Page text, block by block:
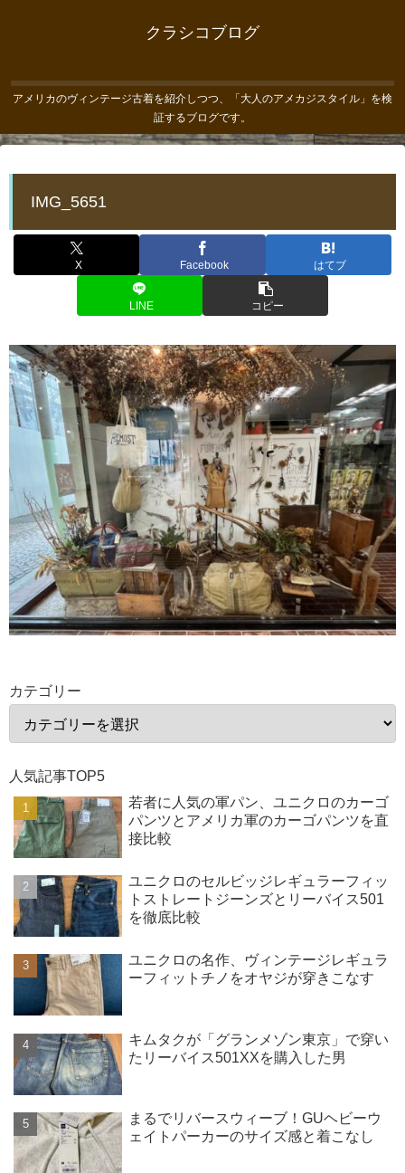
クラシコブログ
アメリカのヴィンテージ古着を紹介しつつ、「大人のアメカジスタイル」を検
証するブログです。
IMG_5651
X Facebook はてブ
LINE コピー
カテゴリー
人気記事TOP5
若者に人気の軍パン、ユニクロのカーゴ
パンツとアメリカ軍のカーゴパンツを直
接比較
ユニクロのセルビッジレギュラーフィッ
トストレートジーンズとリーバイス501
を徹底比較
ユニクロの名作、ヴィンテージレギュラ
ーフィットチノをオヤジが穿きこなす
キムタクが「グランメゾン東京」で穿い
たリーバイス501XXを購入した男
まるでリバースウィーブ！GUヘビーウ
ェイトパーカーのサイズ感と着こなし